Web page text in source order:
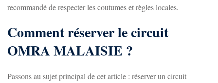
recommandé de respecter les coutumes et règles locales.
Comment réserver le circuit
OMRA MALAISIE ?
Passons au sujet principal de cet article : réserver un circuit